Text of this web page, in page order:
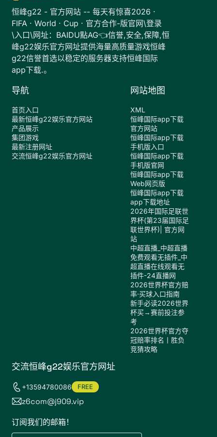
恒峰g22 - 官方网站 -- 每天有惊喜2026 ·
FIFA · World · Cup · 官方合作-版官网\登录
\入口\网址：BAIDU點AG👈信誉,安全,保障,恒
峰g22娱乐官方网址提供海量高质量游戏恒峰
g22信誉首选以稳定的服务器支持恒峰国际
app下载.。
导航
首页入口
最新恒峰g22娱乐官方网站
产品展示
集团游戏
最新注册网址
交流恒峰g22娱乐官方网址
网站地图
XML
恒峰国际app下载
官方网站
恒峰国际app下载
手机版入口
恒峰国际app下载
手机版官网
恒峰国际app下载
Web网页版
恒峰国际app下载
app下载地址
2026年国际足联世
界杯(第23届国际足
联世界杯)| 官方网
站
中超直播_中超直播
免费观看无插件_中
超直播在线观看无
插件-24直播网
2026世界杯官方赔
率·买球入口指南
新手必读2026世界
杯买→赛前投注参
考
2026世界杯官方夺
冠赔率排名丨胜负
竞猜攻略
交流恒峰g22娱乐官方网址
+13594780086 FREE
z6com@j909.vip
订阅我们的邮箱！